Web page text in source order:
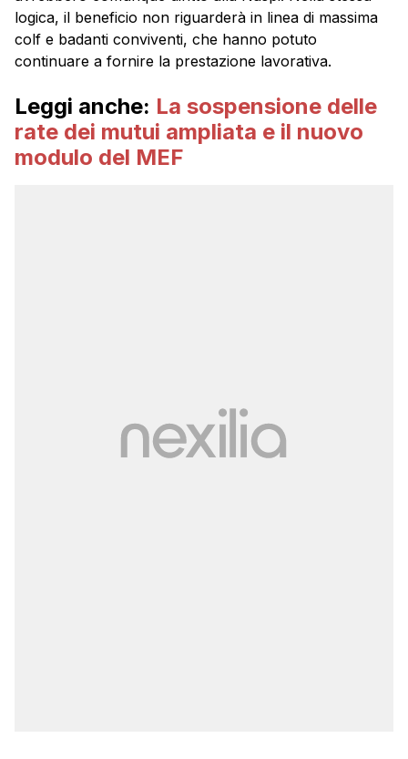
logica, il beneficio non riguarderà in linea di massima
colf e badanti conviventi, che hanno potuto
continuare a fornire la prestazione lavorativa.
Leggi anche: La sospensione delle
rate dei mutui ampliata e il nuovo
modulo del MEF